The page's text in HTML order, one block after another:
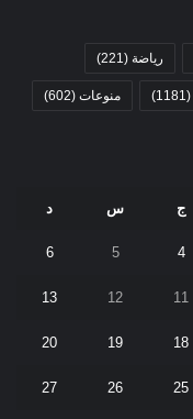
رياضة (221)
(1181) منوعات (602)
ج س د
4
5
6
11
12
13
18
19
20
25
26
27